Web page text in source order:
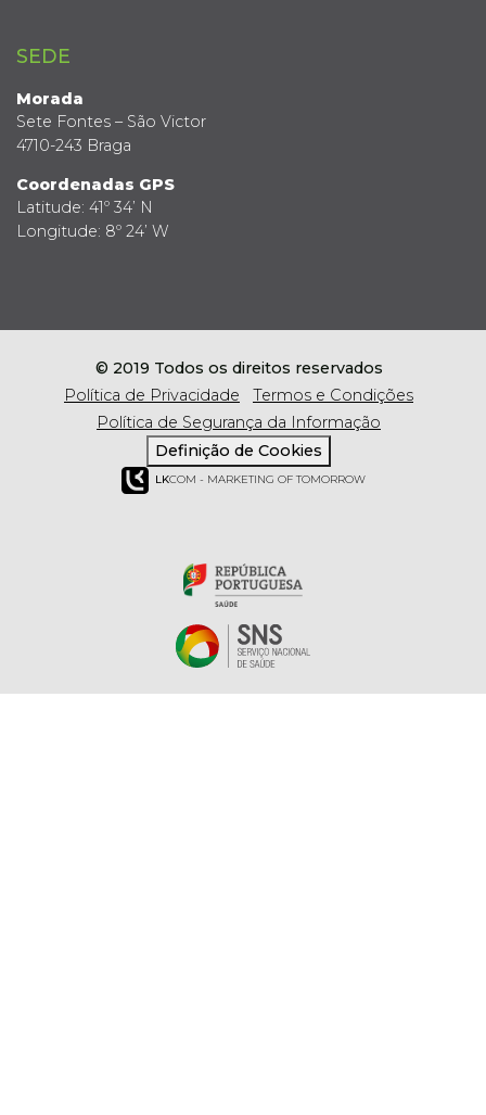
SEDE
Morada
Sete Fontes – São Victor
4710-243 Braga
Coordenadas GPS
Latitude: 41º 34’ N
Longitude: 8º 24’ W
© 2019 Todos os direitos reservados
Política de Privacidade
Termos e Condições
Política de Segurança da Informação
Definição de Cookies
LKCOM - MARKETING OF TOMORROW